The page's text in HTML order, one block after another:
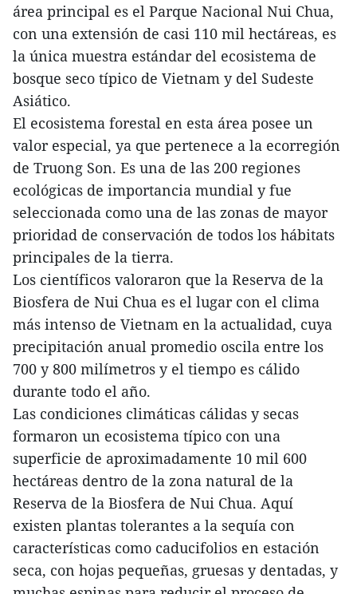
área principal es el Parque Nacional Nui Chua,
con una extensión de casi 110 mil hectáreas, es
la única muestra estándar del ecosistema de
bosque seco típico de Vietnam y del Sudeste
Asiático.
El ecosistema forestal en esta área posee un
valor especial, ya que pertenece a la ecorregión
de Truong Son. Es una de las 200 regiones
ecológicas de importancia mundial y fue
seleccionada como una de las zonas de mayor
prioridad de conservación de todos los hábitats
principales de la tierra.
Los científicos valoraron que la Reserva de la
Biosfera de Nui Chua es el lugar con el clima
más intenso de Vietnam en la actualidad, cuya
precipitación anual promedio oscila entre los
700 y 800 milímetros y el tiempo es cálido
durante todo el año.
Las condiciones climáticas cálidas y secas
formaron un ecosistema típico con una
superficie de aproximadamente 10 mil 600
hectáreas dentro de la zona natural de la
Reserva de la Biosfera de Nui Chua. Aquí
existen plantas tolerantes a la sequía con
características como caducifolios en estación
seca, con hojas pequeñas, gruesas y dentadas, y